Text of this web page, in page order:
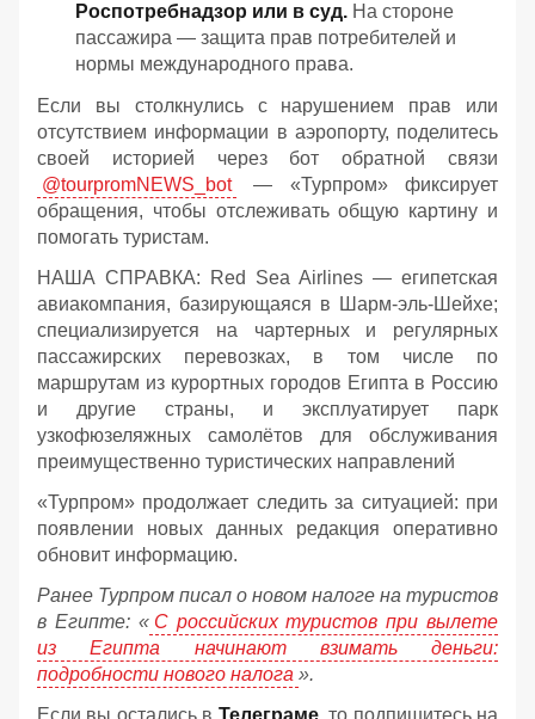
Роспотребнадзор или в суд. На стороне
пассажира — защита прав потребителей и
нормы международного права.
Если вы столкнулись с нарушением прав или
отсутствием информации в аэропорту, поделитесь
своей историей через бот обратной связи
@tourpromNEWS_bot
— «Турпром» фиксирует
обращения, чтобы отслеживать общую картину и
помогать туристам.
НАША СПРАВКА: Red Sea Airlines — египетская
авиакомпания, базирующаяся в Шарм‑эль‑Шейхе;
специализируется на чартерных и регулярных
пассажирских перевозках, в том числе по
маршрутам из курортных городов Египта в Россию
и другие страны, и эксплуатирует парк
узкофюзеляжных самолётов для обслуживания
преимущественно туристических направлений
«Турпром» продолжает следить за ситуацией: при
появлении новых данных редакция оперативно
обновит информацию.
Ранее Турпром писал о новом налоге на туристов
в Египте:« С российских туристов при вылете
из Египта начинают взимать деньги:
подробности нового налога ».
Если вы остались в Телеграме, то подпишитесь на